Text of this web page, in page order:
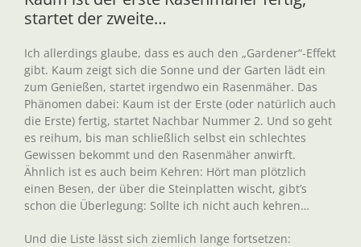
startet der zweite…
Ich allerdings glaube, dass es auch den „Gardener“-Effekt
gibt. Kaum zeigt sich die Sonne und der Garten lädt ein
zum Genießen, startet irgendwo ein Rasenmäher. Das
Phänomen dabei: Kaum ist der Erste (oder natürlich auch
die Erste) fertig, startet Nachbar Nummer 2. Und so geht
es reihum, bis man schließlich selbst ein schlechtes
Gewissen bekommt und den Rasenmäher anwirft.
Ähnlich ist es auch beim Kehren: Hört man plötzlich
einen Besen, der über die Steinplatten wischt, gibt’s
schon die Überlegung: Sollte ich nicht auch kehren…
Und die Liste lässt sich ziemlich lange fortsetzen: